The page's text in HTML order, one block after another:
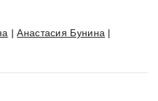
|Анастасия Бунина |